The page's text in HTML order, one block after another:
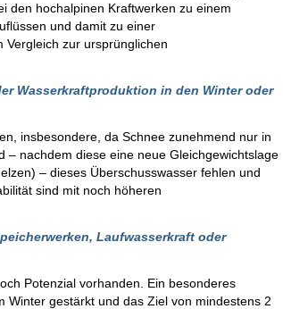
den hochalpinen Kraftwerken zu einem
und damit zu einer
Vergleich zur ursprünglichen
Wasserkraftproduktion in den Winter oder
insbesondere, da Schnee zunehmend nur in
nachdem diese eine neue Gleichgewichtslage
– dieses Überschusswasser fehlen und
sind mit noch höheren
Laufwasserkraft oder
Potenzial vorhanden. Ein besonderes
Winter gestärkt und das Ziel von mindestens 2